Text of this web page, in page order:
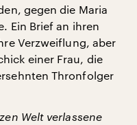
gegen die Maria
Ein Brief an ihren
Verzweiflung, aber
einer Frau, die
Thronfolger
Welt verlassene